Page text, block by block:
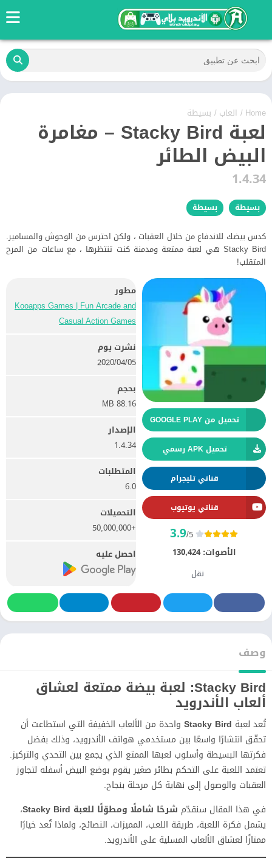
Home
/ العاب / بسيطة
لعبة Stacky Bird – مغامرة
البيض الطائر
1.4.34
بسيطة بسيطة
كدس بيضك للاندفاع من خلال العقبات ، ولكن احترس من الوحوش والمسامير.
Stacky Bird هي لعبة ممتعة ومدمنة كنت تنتظرها ، مع ساعات من المرح
المتقلب!
تحميل من GOOGLE PLAY
تحميل APK رسمي
قناتي تليجرام
قناتي يوتيوب
3.9/5
الأصوات:130,424
نقل
مطور
Kooapps Games | Fun Arcade and
Casual Action Games
نشرت يوم
05‏/04‏/2020
بحجم
88.16 MB
الإصدار
1.4.34
المتطلبات
6.0
التحميلات
+50,000,000
احصل عليه
وصف
Stacky Bird: لعبة بيضة ممتعة لعشاق
ألعاب الأندرويد
تُعد لعبة Stacky Bird واحدة من الألعاب الخفيفة التي استطاعت أن
تحقّق انتشارًا واسعًا بين مستخدمي هواتف الأندرويد، وذلك بفضل
فكرتها البسيطة وأسلوب لعبها الممتع الذي يجمع بين التحدي والتركيز.
تعتمد اللعبة على التحكم بطائر صغير يقوم بوضع البيض أسفله لتجاوز
العقبات والوصول إلى نهاية كل مرحلة بنجاح.
في هذا المقال سنقدّم شرحًا شاملًا ومطوّلًا للعبة Stacky Bird
،
يشمل فكرة اللعبة، طريقة اللعب، المميزات، النصائح، ولماذا تُعد خيارًا
ممتازًا لعشاق الألعاب المسلية على الأندرويد.